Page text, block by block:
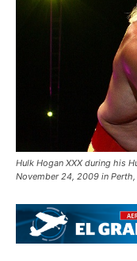
Hulk Hogan XXX during his
November 24, 2009 in Perth,